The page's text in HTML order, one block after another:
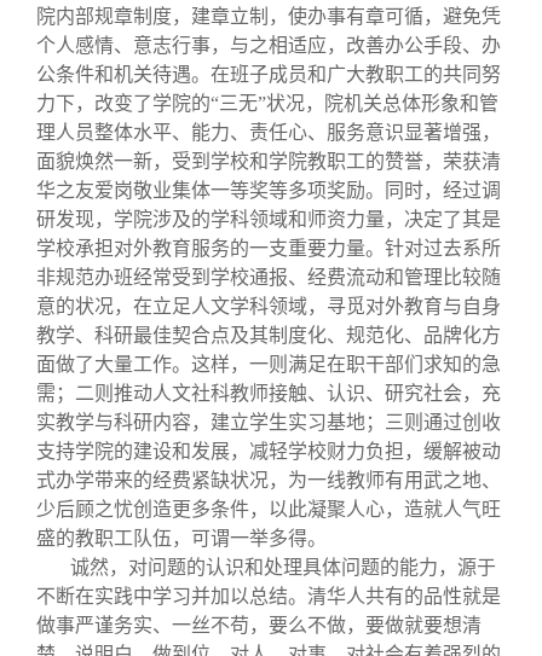
院内部规章制度，建章立制，使办事有章可循，避免凭
个人感情、意志行事，与之相适应，改善办公手段、办
公条件和机关待遇。在班子成员和广大教职工的共同努
力下，改变了学院的“三无”状况，院机关总体形象和管
理人员整体水平、能力、责任心、服务意识显著增强，
面貌焕然一新，受到学校和学院教职工的赞誉，荣获清
华之友爱岗敬业集体一等奖等多项奖励。同时，经过调
研发现，学院涉及的学科领域和师资力量，决定了其是
学校承担对外教育服务的一支重要力量。针对过去系所
非规范办班经常受到学校通报、经费流动和管理比较随
意的状况，在立足人文学科领域，寻觅对外教育与自身
教学、科研最佳契合点及其制度化、规范化、品牌化方
面做了大量工作。这样，一则满足在职干部们求知的急
需；二则推动人文社科教师接触、认识、研究社会，充
实教学与科研内容，建立学生实习基地；三则通过创收
支持学院的建设和发展，减轻学校财力负担，缓解被动
式办学带来的经费紧缺状况，为一线教师有用武之地、
少后顾之忧创造更多条件，以此凝聚人心，造就人气旺
盛的教职工队伍，可谓一举多得。
诚然，对问题的认识和处理具体问题的能力，源于
不断在实践中学习并加以总结。清华人共有的品性就是
做事严谨务实、一丝不苟，要么不做，要做就要想清